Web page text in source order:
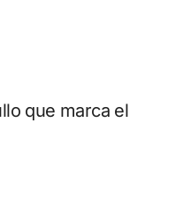
que marca el